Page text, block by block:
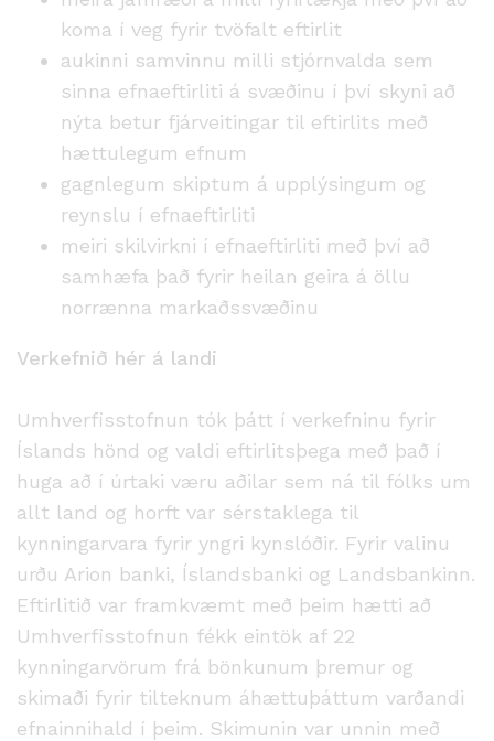
koma í veg fyrir tvöfalt eftirlit
aukinni samvinnu milli stjórnvalda sem
sinna efnaeftirliti á svæðinu í því skyni að
nýta betur fjárveitingar til eftirlits með
hættulegum efnum
gagnlegum skiptum á upplýsingum og
reynslu í efnaeftirliti
meiri skilvirkni í efnaeftirliti með því að
samhæfa það fyrir heilan geira á öllu
norrænna markaðssvæðinu
Verkefnið hér á landi
Umhverfisstofnun tók þátt í verkefninu fyrir
Íslands hönd og valdi eftirlitsþega með það í
huga að í úrtaki væru aðilar sem ná til fólks um
allt land og horft var sérstaklega til
kynningarvara fyrir yngri kynslóðir. Fyrir valinu
urðu Arion banki, Íslandsbanki og Landsbankinn.
Eftirlitið var framkvæmt með þeim hætti að
Umhverfisstofnun fékk eintök af 22
kynningarvörum frá bönkunum þremur og
skimaði fyrir tilteknum áhættuþáttum varðandi
efnainnihald í þeim. Skimunin var unnin með